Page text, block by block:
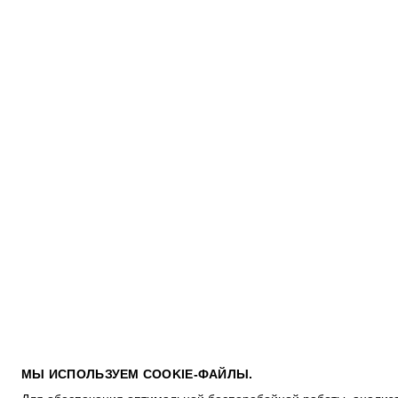
МЫ ИСПОЛЬЗУЕМ COOKIE-ФАЙЛЫ.
ПОКУПАТЕЛЯМ